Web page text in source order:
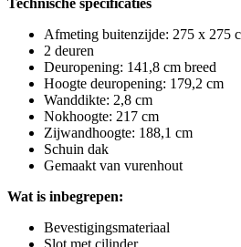
Afmeting buitenzijde: 275 x 275
2 deuren
Deuropening: 141,8 cm breed
Hoogte deuropening: 179,2 cm
Wanddikte: 2,8 cm
Nokhoogte: 217 cm
Zijwandhoogte: 188,1 cm
Schuin dak
Gemaakt van vurenhout
Wat is inbegrepen:
Bevestigingsmateriaal
Slot met cilinder